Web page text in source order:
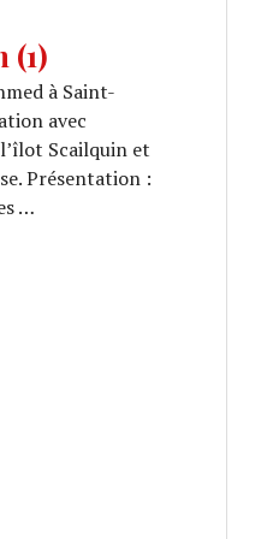
(1)
à Saint-
avec
Scailquin et
Présentation :
…